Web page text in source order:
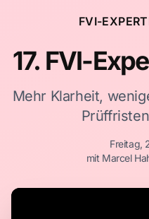
FVI-
17. FVI-
Mehr Klarheit,
Freitag,
mit Marcel